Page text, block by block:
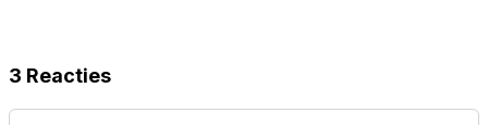
3 Reacties